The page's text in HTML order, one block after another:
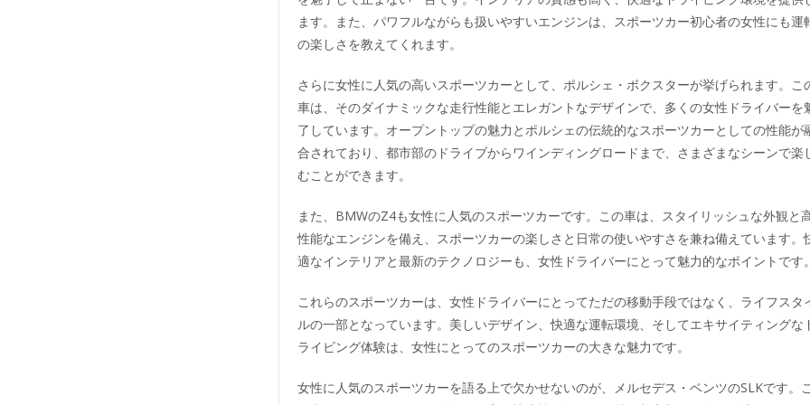
ます。また、パワフルながらも扱いやすいエンジンは、スポーツカー初心者の女性にも運
の楽しさを教えてくれます。
さらに女性に人気の高いスポーツカーとして、ポルシェ・ボクスターが挙げられます。こ
車は、そのダイナミックな走行性能とエレガントなデザインで、多くの女性ドライバーを
了しています。オープントップの魅力とポルシェの伝統的なスポーツカーとしての性能が
合されており、都市部のドライブからワインディングロードまで、さまざまなシーンで楽
むことができます。
また、BMWのZ4も女性に人気のスポーツカーです。この車は、スタイリッシュな外観と
性能なエンジンを備え、スポーツカーの楽しさと日常の使いやすさを兼ね備えています。
適なインテリアと最新のテクノロジーも、女性ドライバーにとって魅力的なポイントです。
これらのスポーツカーは、女性ドライバーにとってただの移動手段ではなく、ライフスタ
ルの一部となっています。美しいデザイン、快適な運転環境、そしてエキサイティングな
ライビング体験は、女性にとってのスポーツカーの大きな魅力です。
女性に人気のスポーツカーを語る上で欠かせないのが、メルセデス・ベンツのSLKです。こ